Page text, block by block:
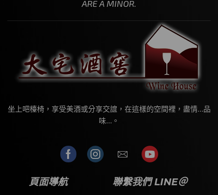
ARE A MINOR.
坐上吧檯椅，享受美酒或分享交誼，在這樣的空間裡，盡情…品
味…。
頁面導航 聯繫我們 LINE＠